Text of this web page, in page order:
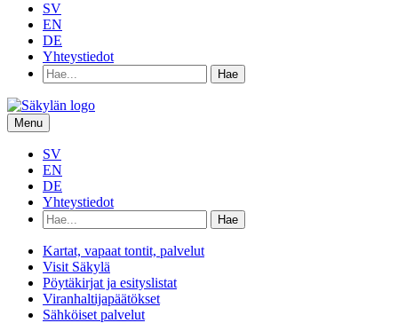
SV
EN
DE
Yhteystiedot
Hae
hakusanalla:
Menu
SV
EN
DE
Yhteystiedot
Hae
hakusanalla:
Kartat, vapaat tontit, palvelut
Visit Säkylä
Pöytäkirjat ja esityslistat
Viranhaltijapäätökset
Sähköiset palvelut